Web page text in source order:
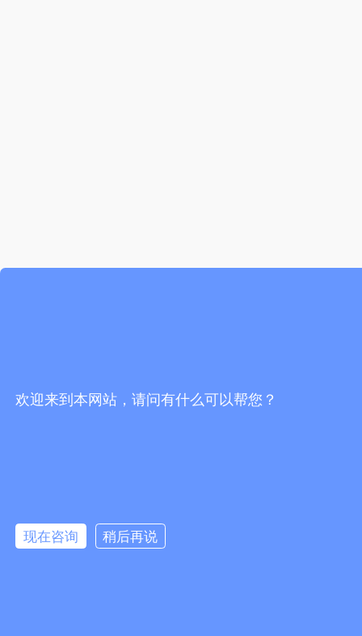
欢迎来到本网站，请问有什么可以帮您？
现在咨询 稍后再说